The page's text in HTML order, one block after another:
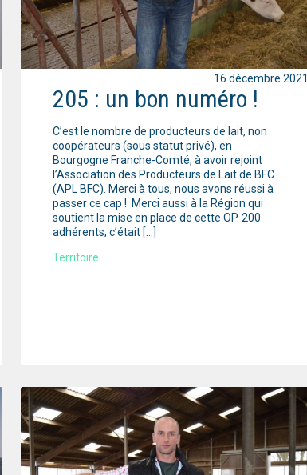
205 : un bon numéro !
C’est le nombre de producteurs de lait, non
coopérateurs (sous statut privé), en
Bourgogne Franche-Comté, à avoir rejoint
l’Association des Producteurs de Lait de BFC
(APL BFC). Merci à tous, nous avons réussi à
passer ce cap ! Merci aussi à la Région qui
soutient la mise en place de cette OP. 200
adhérents, c’était […]
Territoire
16 décembre 2021